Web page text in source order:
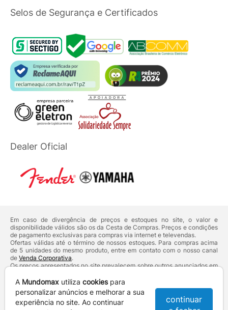
Selos de Segurança e Certificados
Dealer Oficial
Em caso de divergência de preços e estoques no site, o valor e
disponibilidade válidos são os da Cesta de Compras. Preços e condições
de pagamento exclusivas para compras via internet e televendas.
Ofertas válidas até o término de nossos estoques. Para compras acima
de 5 unidades do mesmo produto, entre em contato com o nosso canal
de Venda Corporativa.
Os preços apresentados no site prevalecem sobre outros anunciados em
Defesa do Consumidor:Lei nº 8.078.
Vendas sujeitas à confirmação de dados e análises de crédito e risco.
Razão Social: Hayamax Distribuidora de Produtos Eletrônicos Ltda -
A Mundomax utiliza cookiespara
personalizar anúncios e melhorar a sua
experiência no site. Ao continuar
continuar